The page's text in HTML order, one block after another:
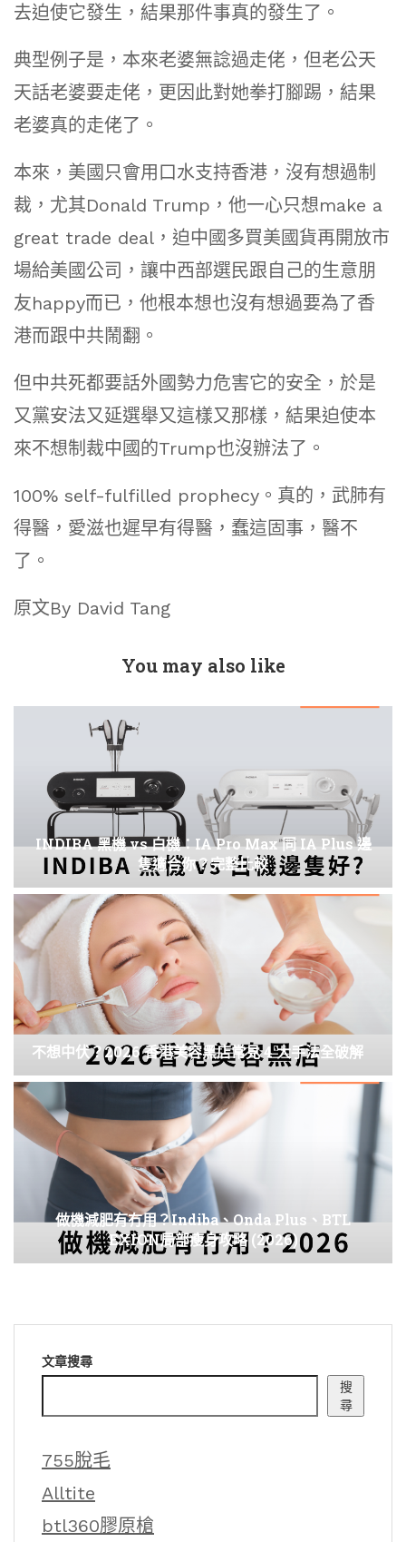
去迫使它發生，結果那件事真的發生了。
典型例子是，本來老婆無諗過走佬，但老公天
天話老婆要走佬，更因此對她拳打腳踢，結果
老婆真的走佬了。
本來，美國只會用口水支持香港，沒有想過制
裁，尤其Donald Trump，他一心只想make a
great trade deal，迫中國多買美國貨再開放市
場給美國公司，讓中西部選民跟自己的生意朋
友happy而已，他根本想也沒有想過要為了香
港而跟中共鬧翻。
但中共死都要話外國勢力危害它的安全，於是
又黨安法又延選舉又這樣又那樣，結果迫使本
來不想制裁中國的Trump也沒辦法了。
100% self-fulfilled prophecy。真的，武肺有
得醫，愛滋也遲早有得醫，蠢這固事，醫不
了。
原文By David Tang
You may also like
INDIBA 黑機 vs 白機：IA Pro Max 同 IA Plus 邊
隻適合你？完整比較
不想中伏？2026 香港美容黑店常見 4 大手法全破解
做機減肥有冇用？Indiba、Onda Plus、BTL
EXION局部瘦身攻略 (2026)
文章搜尋
搜
尋
755脫毛
Alltite
btl360膠原槍